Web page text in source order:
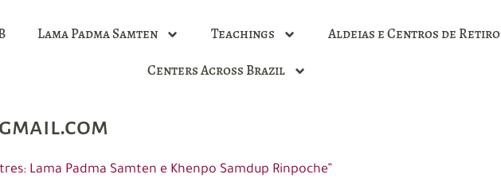
Lama Padma Samten Teachings
Aldeias e Centros de Retiro
Centers Across Brazil
Lama Padma Samten e Khenpo Samdup Rinpoche”